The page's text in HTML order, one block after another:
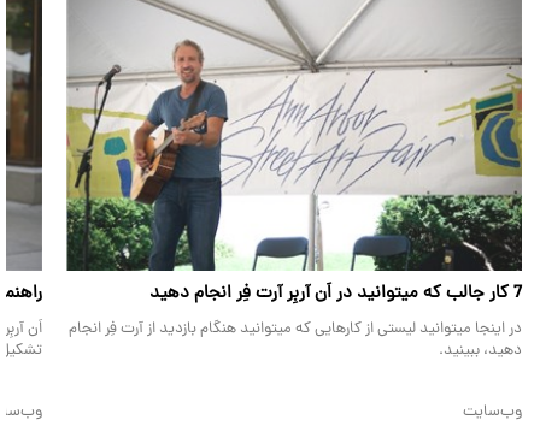
7 کار جالب که میتوانید در اَن آربِر آرت فِر انجام دهید
در اینجا میتوانید لیستی از کارهایی که میتوانید هنگام بازدید از آرت فِر انجام
دهید، ببینید.
وب‌سایت
اَن